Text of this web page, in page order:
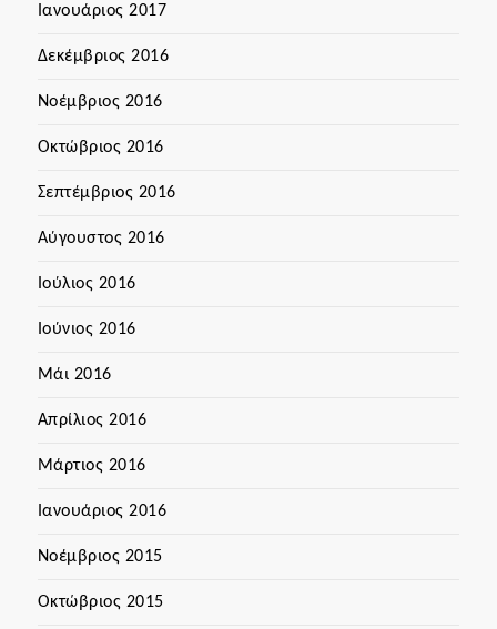
Ιανουάριος 2017
Δεκέμβριος 2016
Νοέμβριος 2016
Οκτώβριος 2016
Σεπτέμβριος 2016
Αύγουστος 2016
Ιούλιος 2016
Ιούνιος 2016
Μάι 2016
Απρίλιος 2016
Μάρτιος 2016
Ιανουάριος 2016
Νοέμβριος 2015
Οκτώβριος 2015